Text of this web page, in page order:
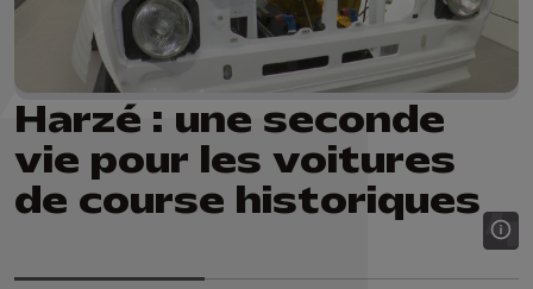
Harzé : une seconde
vie pour les voitures
de course historiques